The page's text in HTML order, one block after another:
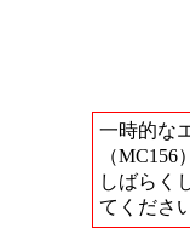
一時的な
（MC156）
しばらく
てくださ